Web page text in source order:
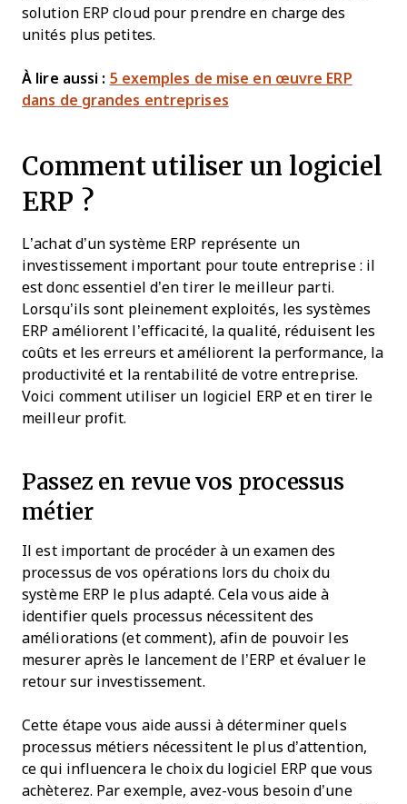
solution ERP cloud pour prendre en charge des
unités plus petites.
À lire aussi : 5 exemples de mise en œuvre ERP
dans de grandes entreprises
Comment utiliser un logiciel
ERP ?
L’achat d’un système ERP représente un
investissement important pour toute entreprise : il
est donc essentiel d’en tirer le meilleur parti.
Lorsqu’ils sont pleinement exploités, les systèmes
ERP améliorent l’efficacité, la qualité, réduisent les
coûts et les erreurs et améliorent la performance, la
productivité et la rentabilité de votre entreprise.
Voici comment utiliser un logiciel ERP et en tirer le
meilleur profit.
Passez en revue vos processus
métier
Il est important de procéder à un examen des
processus de vos opérations lors du choix du
système ERP le plus adapté. Cela vous aide à
identifier quels processus nécessitent des
améliorations (et comment), afin de pouvoir les
mesurer après le lancement de l’ERP et évaluer le
retour sur investissement.
Cette étape vous aide aussi à déterminer quels
processus métiers nécessitent le plus d’attention,
ce qui influencera le choix du logiciel ERP que vous
achèterez. Par exemple, avez-vous besoin d’une